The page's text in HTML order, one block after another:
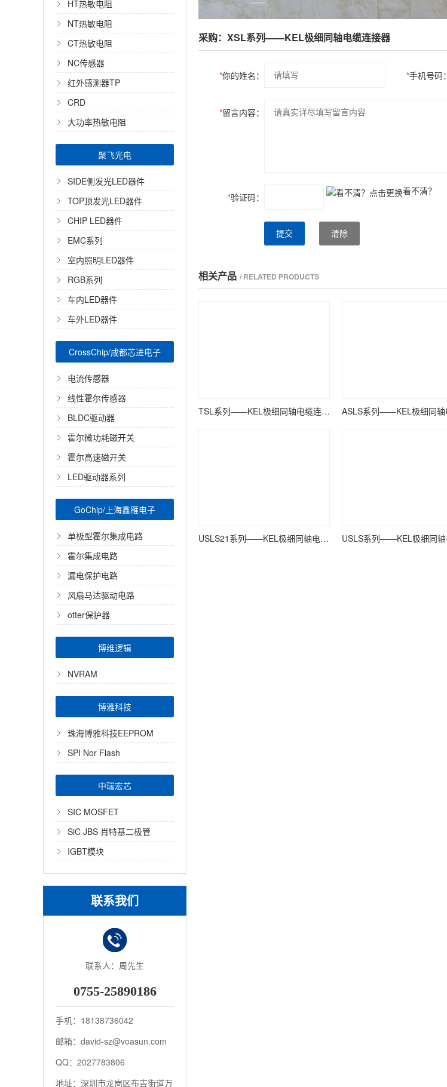
HT热敏电阻
NT热敏电阻
CT热敏电阻
NC传感器
红外感测器TP
CRD
大功率热敏电阻
聚飞光电
SIDE侧发光LED器件
TOP顶发光LED器件
CHIP LED器件
EMC系列
室内照明LED器件
RGB系列
车内LED器件
车外LED器件
CrossChip/成都芯进电子
电流传感器
线性霍尔传感器
BLDC驱动器
霍尔微功耗磁开关
霍尔高速磁开关
LED驱动器系列
GoChip/上海鑫雁电子
单极型霍尔集成电路
霍尔集成电路
漏电保护电路
风扇马达驱动电路
otter保护器
博维逻辑
NVRAM
博雅科技
珠海博雅科技EEPROM
SPI Nor Flash
中瑞宏芯
SIC MOSFET
SiC JBS 肖特基二极管
IGBT模块
联系我们
联系人：周先生
0755-25890186
手机：18138736042
邮箱：david-sz@voasun.com
QQ：2027783806
地址：深圳市龙岗区布吉街道万
采购：XSL系列——KEL极细同轴电缆连接器
*你的姓名： *手机号码：
*留言内容：
*验证码：
看不清？
提交 清除
相关产品 / RELATED PRODUCTS
TSL系列——KEL极细同轴电缆连接器
USLS21系列——KEL极细同轴电缆连接器